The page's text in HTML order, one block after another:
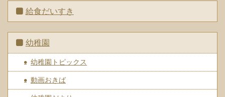
給食だいすき
幼稚園
幼稚園トピックス
動画おきば